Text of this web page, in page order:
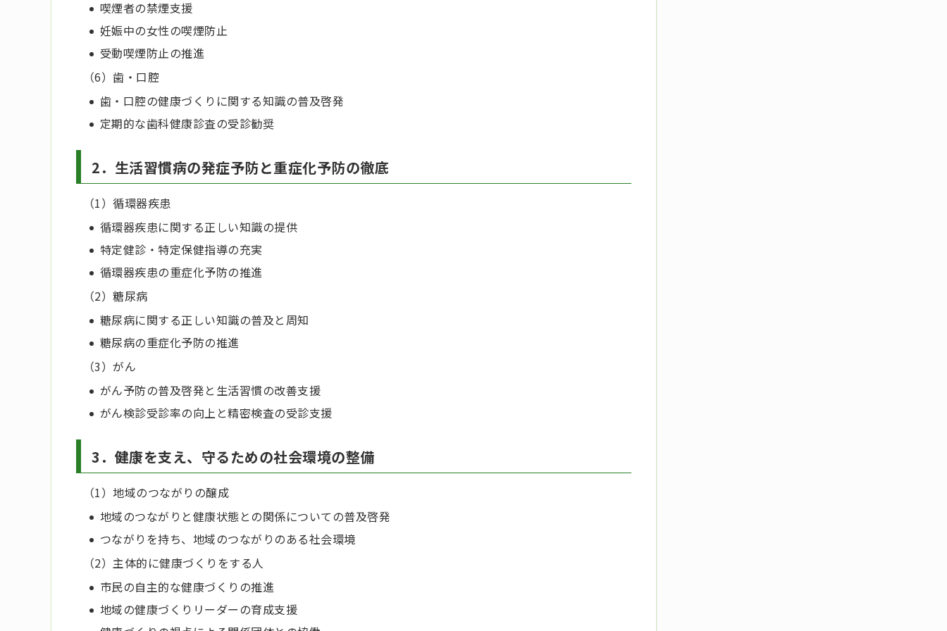
喫煙者の禁煙支援
妊娠中の女性の喫煙防止
受動喫煙防止の推進
（6）歯・口腔
歯・口腔の健康づくりに関する知識の普及啓発
定期的な歯科健康診査の受診勧奨
2．生活習慣病の発症予防と重症化予防の徹底
（1）循環器疾患
循環器疾患に関する正しい知識の提供
特定健診・特定保健指導の充実
循環器疾患の重症化予防の推進
（2）糖尿病
糖尿病に関する正しい知識の普及と周知
糖尿病の重症化予防の推進
（3）がん
がん予防の普及啓発と生活習慣の改善支援
がん検診受診率の向上と精密検査の受診支援
3．健康を支え、守るための社会環境の整備
（1）地域のつながりの醸成
地域のつながりと健康状態との関係についての普及啓発
つながりを持ち、地域のつながりのある社会環境
（2）主体的に健康づくりをする人
市民の自主的な健康づくりの推進
地域の健康づくりリーダーの育成支援